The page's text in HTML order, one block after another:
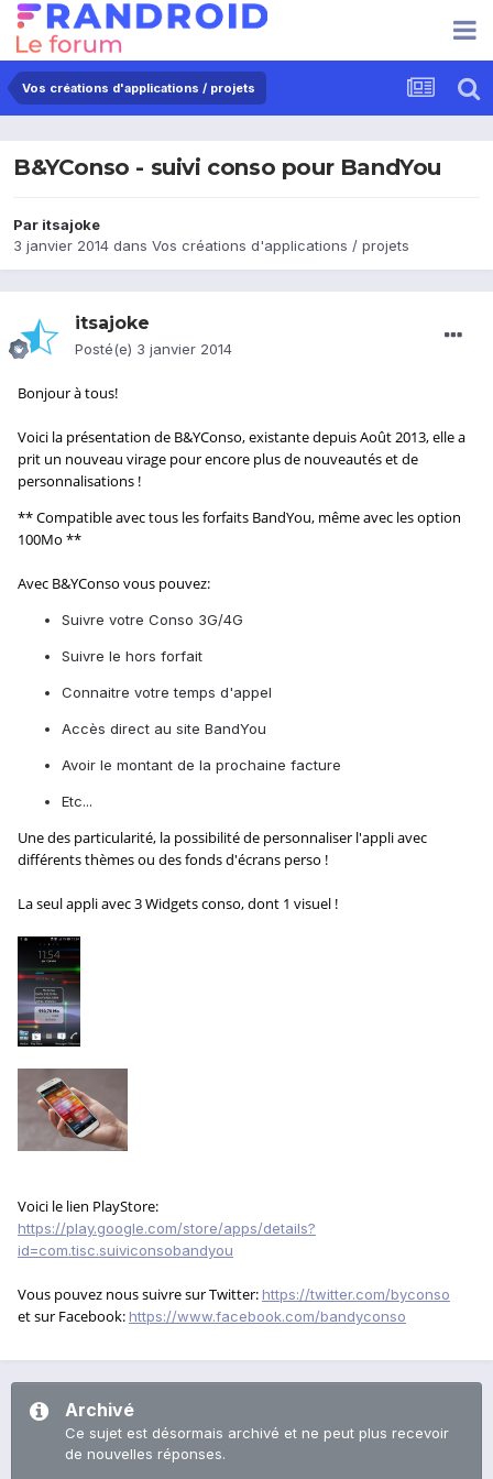
Vos créations d'applications / projets
B&YConso - suivi conso pour BandYou
Par itsajoke
3 janvier 2014 dans Vos créations d'applications / projets
itsajoke
Posté(e) 3 janvier 2014
Bonjour à tous!
Voici la présentation de B&YConso, existante depuis Août 2013, elle a
prit un nouveau virage pour encore plus de nouveautés et de
personnalisations !
** Compatible avec tous les forfaits BandYou, même avec les option
100Mo **
Avec B&YConso vous pouvez:
Suivre votre Conso 3G/4G
Suivre le hors forfait
Connaitre votre temps d'appel
Accès direct au site BandYou
Avoir le montant de la prochaine facture
Etc...
Une des particularité, la possibilité de personnaliser l'appli avec
différents thèmes ou des fonds d'écrans perso !
La seul appli avec 3 Widgets conso, dont 1 visuel !
Voici le lien PlayStore:
https://play.google.com/store/apps/details?
id=com.tisc.suiviconsobandyou
Vous pouvez nous suivre sur Twitter: https://twitter.com/byconso
et sur Facebook: https://www.facebook.com/bandyconso
Archivé
Ce sujet est désormais archivé et ne peut plus recevoir
de nouvelles réponses.